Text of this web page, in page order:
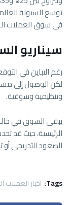
في سوق العملات
سيناريو
رغم التباين في
لكن الوصول إلى
وتنظيمية وسوقية.
يبقى السوق في
الرئيسية، حيث قد
الصعود التدريجي
Tags: اخبار العملات